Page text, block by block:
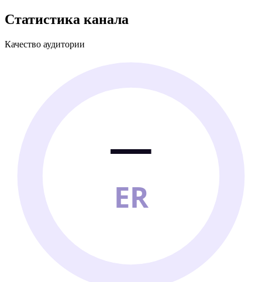
Статистика канала
Качество аудитории
—
ER